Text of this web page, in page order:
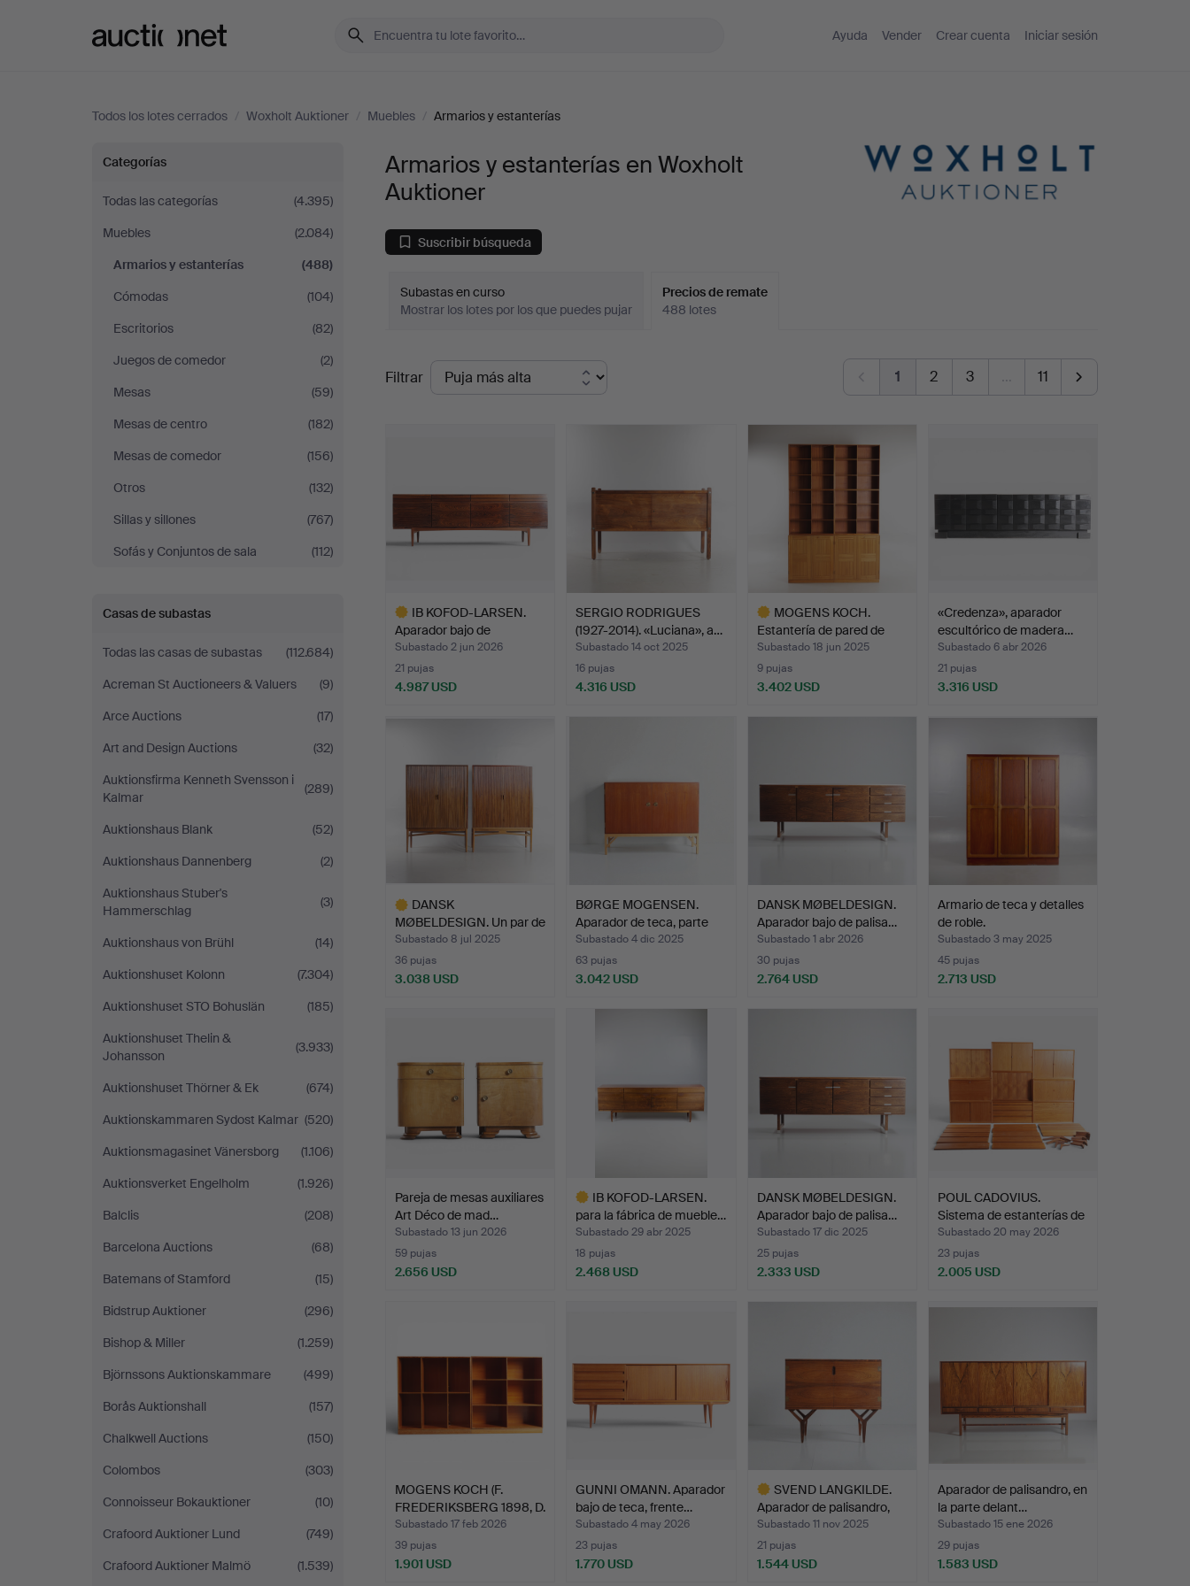
Ayuda Vender Crear cuenta Iniciar sesión
Todos los lotes cerrados / Woxholt Auktioner / Muebles / Armarios y estanterías
Armarios
y
estanterías
en
Woxholt
Auktioner
Categorías
Todas las categorías
(4.395)
Muebles
(2.084)
Armarios y estanterías
(488)
Cómodas
(104)
Escritorios
(82)
Juegos de comedor
(2)
Mesas
(59)
Mesas de centro
(182)
Mesas de comedor
(156)
Otros
(132)
Sillas y sillones
(767)
Sofás y Conjuntos de sala
(112)
Casas de subastas
Todas las casas de subastas
(112.684)
Acreman St Auctioneers & Valuers
(9)
Arce Auctions
(17)
Art and Design Auctions
(32)
Auktionsfirma Kenneth Svensson i
Kalmar
(289)
Auktionshaus Blank
(52)
Auktionshaus Dannenberg
(2)
Auktionshaus Stuber's
Hammerschlag
(3)
Auktionshaus von Brühl
(14)
Auktionshuset Kolonn
(7.304)
Auktionshuset STO Bohuslän
(185)
Auktionshuset Thelin &
Johansson
(3.933)
Auktionshuset Thörner & Ek
(674)
Auktionskammaren Sydost Kalmar (520)
Auktionsmagasinet Vänersborg
(1.106)
Auktionsverket Engelholm
(1.926)
Balclis
(208)
Barcelona Auctions
(68)
Batemans of Stamford
(15)
Bidstrup Auktioner
(296)
Bishop & Miller
(1.259)
Björnssons Auktionskammare
(499)
Borås Auktionshall
(157)
Chalkwell Auctions
(150)
Colombos
(303)
Connoisseur Bokauktioner
(10)
Crafoord Auktioner Lund
(749)
Crafoord Auktioner Malmö
(1.539)
Armarios y estanterías en Woxholt
Auktioner
Suscribir búsqueda
Subastas en curso
Mostrar los lotes por los que puedes pujar
Precios de remate
488 lotes
Precios
de
Filtrar 1 2 3 … 11
IB KOFOD-LARSEN.
Aparador bajo de
palisand…
Subastado 2 jun 2026
21 pujas
4.987 USD
SERGIO RODRIGUES
(1927-2014). «Luciana», a…
Subastado 14 oct 2025
16 pujas
4.316 USD
MOGENS KOCH.
Estantería de pared de
caoba …
Subastado 18 jun 2025
9 pujas
3.402 USD
«Credenza», aparador
escultórico de madera…
Subastado 6 abr 2026
21 pujas
3.316 USD
DANSK
MØBELDESIGN. Un par de
archivadores …
Subastado 8 jul 2025
36 pujas
3.038 USD
BØRGE MOGENSEN.
Aparador de teca, parte
de…
Subastado 4 dic 2025
63 pujas
3.042 USD
DANSK MØBELDESIGN.
Aparador bajo de palisa…
Subastado 1 abr 2026
30 pujas
2.764 USD
Armario de teca y detalles
de roble.
Subastado 3 may 2025
45 pujas
2.713 USD
Pareja de mesas auxiliares
Art Déco de mad…
Subastado 13 jun 2026
59 pujas
2.656 USD
IB KOFOD-LARSEN.
para la fábrica de mueble…
Subastado 29 abr 2025
18 pujas
2.468 USD
DANSK MØBELDESIGN.
Aparador bajo de palisa…
Subastado 17 dic 2025
25 pujas
2.333 USD
POUL CADOVIUS.
Sistema de estanterías de
p…
Subastado 20 may 2026
23 pujas
2.005 USD
MOGENS KOCH (F.
FREDERIKSBERG 1898, D.
KØB…
Subastado 17 feb 2026
39 pujas
1.901 USD
GUNNI OMANN. Aparador
bajo de teca, frente…
Subastado 4 may 2026
23 pujas
1.770 USD
SVEND LANGKILDE.
Aparador de palisandro,
c…
Subastado 11 nov 2025
21 pujas
1.544 USD
Aparador de palisandro, en
la parte delant…
Subastado 15 ene 2026
29 pujas
1.583 USD